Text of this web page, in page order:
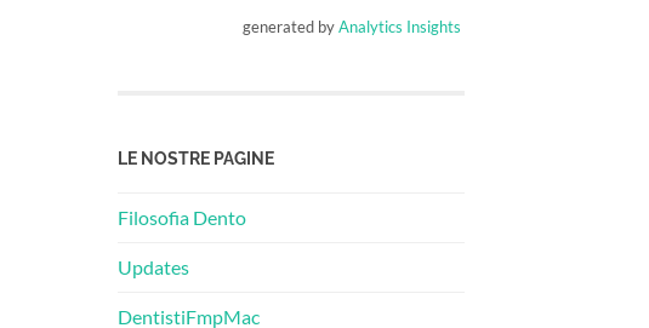
generated byAnalytics Insights
LE NOSTRE PAGINE
Filosofia Dento
Updates
DentistiFmpMac